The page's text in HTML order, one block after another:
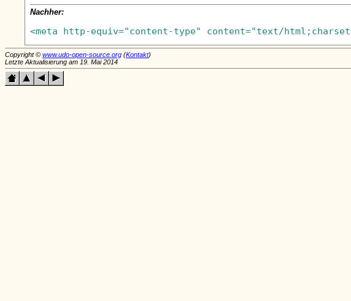
Nachher:
Copyright © www.udo-open-source.org (Kontakt)
Letzte Aktualisierung am 19. Mai 2014